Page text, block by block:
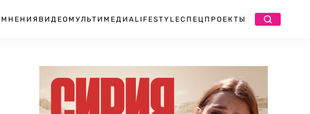
МНЕНИЯ ВИДЕО МУЛЬТИМЕДИА LIFESTYLEСПЕЦПРОЕКТЫ